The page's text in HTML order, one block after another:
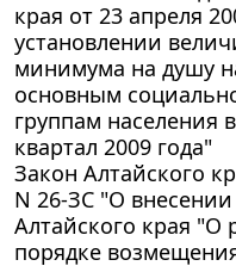
края от 23 апреля
установлении
минимума на душу
основным
группам населения
квартал 2009 года"
Закон Алтайского
N 26-ЗС "О
Алтайского края "О
порядке